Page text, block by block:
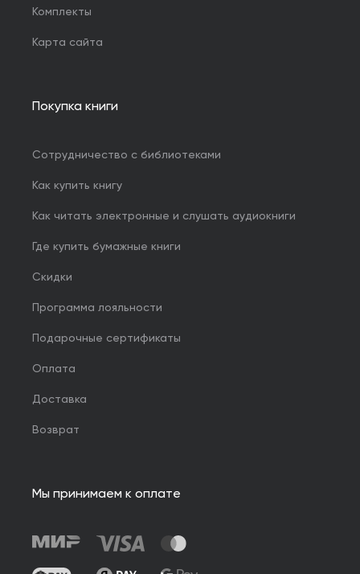
Комплекты
Карта сайта
Покупка книги
Сотрудничество с библиотеками
Как купить книгу
Как читать электронные и слушать аудиокниги
Где купить бумажные книги
Скидки
Программа лояльности
Подарочные сертификаты
Оплата
Доставка
Возврат
Мы принимаем к оплате